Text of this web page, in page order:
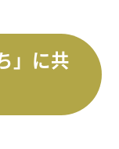
」に共